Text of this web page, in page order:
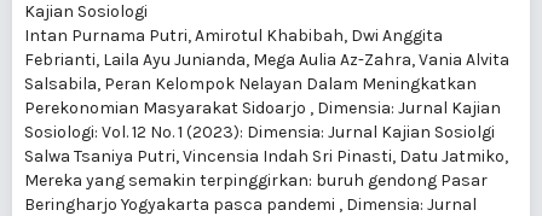
Kajian Sosiologi
Intan Purnama Putri, Amirotul Khabibah, Dwi Anggita
Febrianti, Laila Ayu Junianda, Mega Aulia Az-Zahra, Vania Alvita
Salsabila, Peran Kelompok Nelayan Dalam Meningkatkan
Perekonomian Masyarakat Sidoarjo , Dimensia: Jurnal Kajian
Sosiologi: Vol. 12 No. 1 (2023): Dimensia: Jurnal Kajian Sosiolgi
Salwa Tsaniya Putri, Vincensia Indah Sri Pinasti, Datu Jatmiko,
Mereka yang semakin terpinggirkan: buruh gendong Pasar
Beringharjo Yogyakarta pasca pandemi , Dimensia: Jurnal